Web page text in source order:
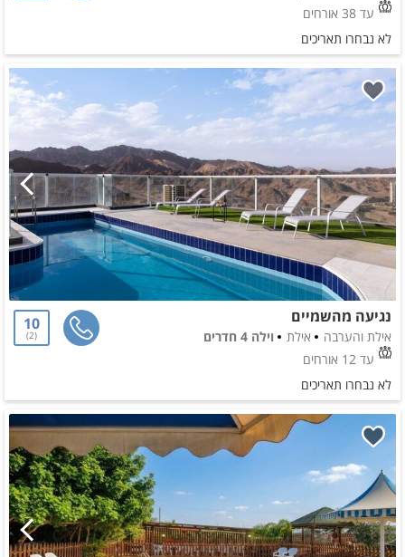
עד 38 אורחים
לא נבחרו תאריכים
נגיעה מהשמיים
אילת והערבה אילת
וילה 4 חדרים
עד 12 אורחים
10
2
לא נבחרו תאריכים